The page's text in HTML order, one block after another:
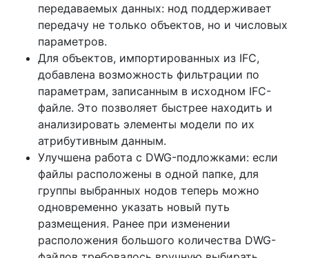
передаваемых данных: нод поддерживает
передачу не только объектов, но и числовых
параметров.
Для объектов, импортированных из IFC,
добавлена возможность фильтрации по
параметрам, записанным в исходном IFC-
файле. Это позволяет быстрее находить и
анализировать элементы модели по их
атрибутивным данным.
Улучшена работа с DWG-подложками: если
файлы расположены в одной папке, для
группы выбранных нодов теперь можно
одновременно указать новый путь
размещения. Ранее при изменении
расположения большого количества DWG-